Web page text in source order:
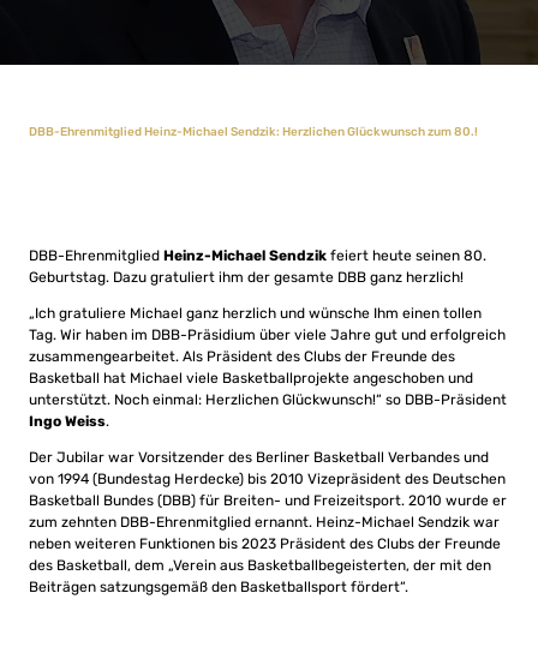
DBB-Ehrenmitglied Heinz-Michael Sendzik: Herzlichen Glückwunsch zum 80.!
DBB-Ehrenmitglied Heinz-Michael Sendzik feiert heute seinen 80.
Geburtstag. Dazu gratuliert ihm der gesamte DBB ganz herzlich!
„Ich gratuliere Michael ganz herzlich und wünsche Ihm einen tollen
Tag. Wir haben im DBB-Präsidium über viele Jahre gut und erfolgreich
zusammengearbeitet. Als Präsident des Clubs der Freunde des
Basketball hat Michael viele Basketballprojekte angeschoben und
unterstützt. Noch einmal: Herzlichen Glückwunsch!“ so DBB-Präsident
Ingo Weiss.
Der Jubilar war Vorsitzender des Berliner Basketball Verbandes und
von 1994 (Bundestag Herdecke) bis 2010 Vizepräsident des Deutschen
Basketball Bundes (DBB) für Breiten- und Freizeitsport. 2010 wurde er
zum zehnten DBB-Ehrenmitglied ernannt. Heinz-Michael Sendzik war
neben weiteren Funktionen bis 2023 Präsident des Clubs der Freunde
des Basketball, dem „Verein aus Basketballbegeisterten, der mit den
Beiträgen satzungsgemäß den Basketballsport fördert“.